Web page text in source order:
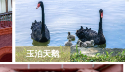
玉泊天鹅